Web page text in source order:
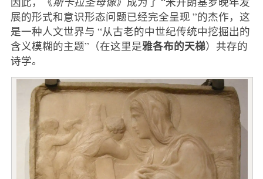
展的形式和意识形态问题已经完全呈现 ”的杰作，这
是一种人文世界与 “从古老的中世纪传统中挖掘出的
含义模糊的主题”（在这里是雅各布的天梯）共存的
诗学。